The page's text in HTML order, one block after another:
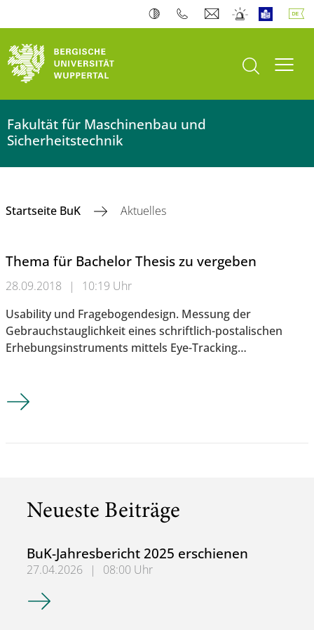
Suche öffnen
Fakultät für Maschinenbau und
Sicherheitstechnik
Startseite BuK Aktuelles
Thema für Bachelor Thesis zu vergeben
28.09.2018 |
10:19 Uhr
Usability und Fragebogendesign. Messung der
Gebrauchstauglichkeit eines schriftlich-postalischen
Erhebungsinstruments mittels Eye-Tracking…
Thema für Bachelor Thesis zu vergeben
Neueste Beiträge
BuK-Jahresbericht 2025 erschienen
27.04.2026 |
08:00 Uhr
BuK-Jahresbericht 2025 erschienen